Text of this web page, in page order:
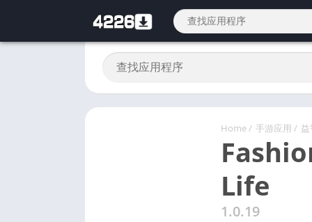
Home/ 手游应用 / 益
Life
1.0.19